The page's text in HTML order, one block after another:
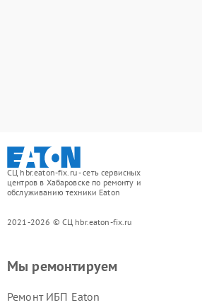
СЦ hbr.eaton-fix.ru - сеть сервисных
центров в Хабаровске по ремонту и
обслуживанию техники Eaton
2021-2026 © СЦ hbr.eaton-fix.ru
Мы ремонтируем
Ремонт ИБП Eaton